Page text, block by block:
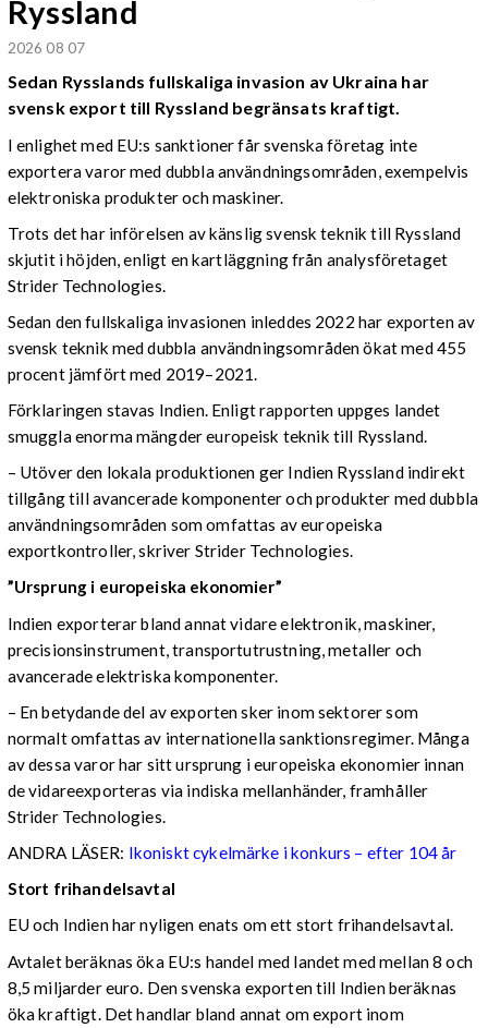
Ryssland
2026 08 07
Sedan Rysslands fullskaliga invasion av Ukraina har
svensk export till Ryssland begränsats kraftigt.
I enlighet med EU:s sanktioner får svenska företag inte
exportera varor med dubbla användningsområden, exempelvis
elektroniska produkter och maskiner.
Trots det har införelsen av känslig svensk teknik till Ryssland
skjutit i höjden, enligt en kartläggning från analysföretaget
Strider Technologies.
Sedan den fullskaliga invasionen inleddes 2022 har exporten av
svensk teknik med dubbla användningsområden ökat med 455
procent jämfört med 2019–2021.
Förklaringen stavas Indien. Enligt rapporten uppges landet
smuggla enorma mängder europeisk teknik till Ryssland.
– Utöver den lokala produktionen ger Indien Ryssland indirekt
tillgång till avancerade komponenter och produkter med dubbla
användningsområden som omfattas av europeiska
exportkontroller, skriver Strider Technologies.
”Ursprung i europeiska ekonomier”
Indien exporterar bland annat vidare elektronik, maskiner,
precisionsinstrument, transportutrustning, metaller och
avancerade elektriska komponenter.
– En betydande del av exporten sker inom sektorer som
normalt omfattas av internationella sanktionsregimer. Många
av dessa varor har sitt ursprung i europeiska ekonomier innan
de vidareexporteras via indiska mellanhänder, framhåller
Strider Technologies.
ANDRA LÄSER: Ikoniskt cykelmärke i konkurs – efter 104 år
Stort frihandelsavtal
EU och Indien har nyligen enats om ett stort frihandelsavtal.
Avtalet beräknas öka EU:s handel med landet med mellan 8 och
8,5 miljarder euro. Den svenska exporten till Indien beräknas
öka kraftigt. Det handlar bland annat om export inom